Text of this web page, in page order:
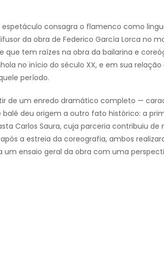
consagra o flamenco como
da obra de Federico García Lorca no
que tem raízes na obra da bailarina e
no início do século XX, e em sua relação
período.
de um enredo dramático completo —
deu origem a outro fato histórico: a
Carlos Saura, cuja parceria contribuiu de
a estreia da coreografia, ambos
ensaio geral da obra com uma